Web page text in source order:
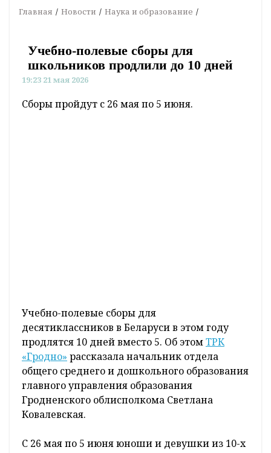
Главная Новости Наука и образование
Учебно-полевые сборы для
школьников продлили до 10 дней
19:23 21 мая 2026
Сборы пройдут с 26 мая по 5 июня.
Учебно-полевые сборы для
десятиклассников в Беларуси в этом году
продлятся 10 дней вместо 5. Об этомТРК
«Гродно» рассказала начальник отдела
общего среднего и дошкольного образования
главного управления образования
Гродненского облисполкома Светлана
Ковалевская.
С 26 мая по 5 июня юноши и девушки из 10-х